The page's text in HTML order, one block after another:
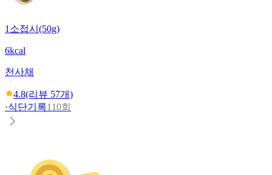
1소접시(50g)
6kcal
천사채
4.8(리뷰 57개)
·식단기록110회